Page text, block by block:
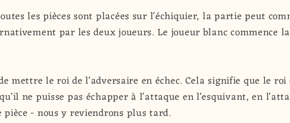
les pièces sont placées sur l'échiquier, la partie peut
par les deux joueurs. Le joueur blanc commence
mettre le roi de l'adversaire en échec. Cela signifie que le
ne puisse pas échapper à l'attaque en l'esquivant, en
- nous y reviendrons plus tard.